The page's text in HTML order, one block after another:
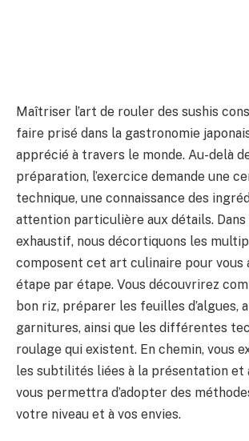
Maîtriser l’art de rouler des sushis
faire prisé dans la gastronomie
apprécié à travers le monde. Au-delà
préparation, l’exercice demande une
technique, une connaissance des
attention particulière aux détails. Dans
exhaustif, nous décortiquons les
composent cet art culinaire pour vous
étape par étape. Vous découvrirez
bon riz, préparer les feuilles d’algues,
garnitures, ainsi que les différentes
roulage qui existent. En chemin, vous
les subtilités liées à la présentation et
vous permettra d’adopter des
votre niveau et à vos envies.